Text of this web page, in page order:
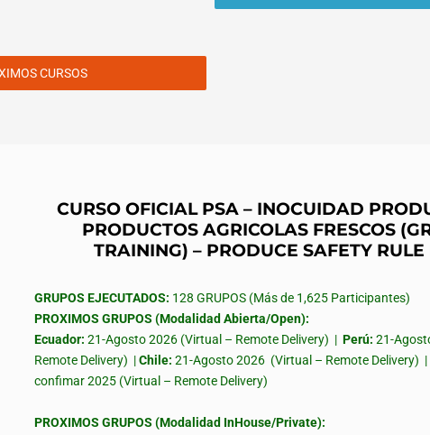
CURSOS
CURSO OFICIAL PSA – INOCUIDAD
PRODUCTOS AGRICOLAS FRESCOS
TRAINING) – PRODUCE SAFETY RULE
GRUPOS EJECUTADOS: 128 GRUPOS (Más de 1,625 Participantes)
PROXIMOS GRUPOS (Modalidad Abierta/Open):
Ecuador: 21-Agosto 2026 (Virtual – Remote Delivery) | Perú: 21-
Remote Delivery) |Chile: 21-Agosto 2026 (Virtual – Remote Delivery) |
confimar 2025 (Virtual – Remote Delivery)
PROXIMOS GRUPOS (Modalidad InHouse/Private):